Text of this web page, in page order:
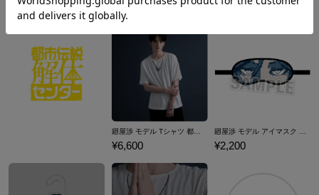
廻屋渉 モデル Tシャツ 都市伝説解体センター
¥6,600 ¥2,200